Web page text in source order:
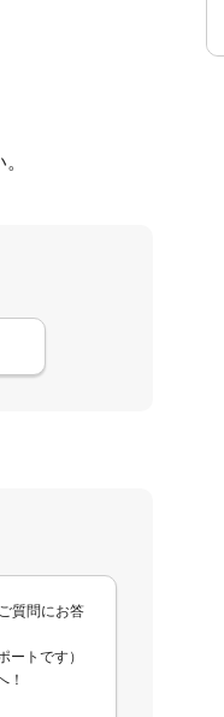
質問にお答
ートです）
！